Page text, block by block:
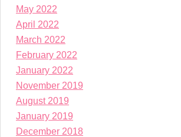
May 2022
April 2022
March 2022
February 2022
January 2022
November 2019
August 2019
January 2019
December 2018